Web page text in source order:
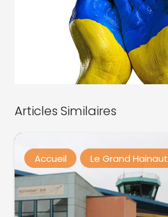
Articles Similaires
Accueil Le Grand Hainaut